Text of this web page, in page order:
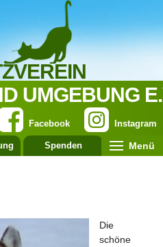
UMGEBUNG
Instagram
Facebook
Spenden Menü
Die
schöne